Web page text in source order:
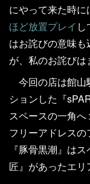
にやって来た時に
ほど放置プレイ
はお詫びの意味
が、私のお詫びは
今回の店は館山
ションした『
スペースの一角
フリーアドレスの
『豚骨黒潮』は
匠』があったエリ